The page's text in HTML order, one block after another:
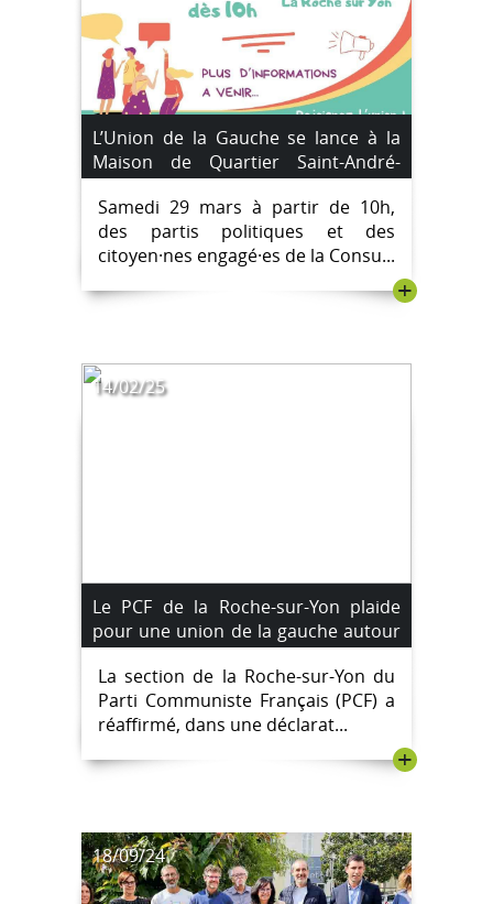
L’Union de la Gauche se lance à la
Maison de Quartier Saint-André-
d’Ornay le 29 mars 2025
Samedi 29 mars à partir de 10h,
des partis politiques et des
citoyen·nes engagé·es de la Consu...
+
14/02/25
Le PCF de la Roche-sur-Yon plaide
pour une union de la gauche autour
de sept exigences clés pour les
municipales 2026
La section de la Roche-sur-Yon du
Parti Communiste Français (PCF) a
réaffirmé, dans une déclarat...
+
18/09/24